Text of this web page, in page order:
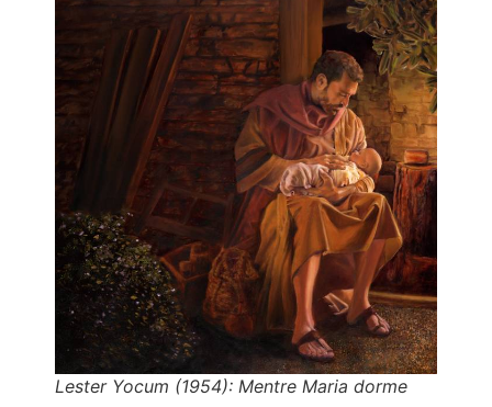
Lester Yocum (1954): Mentre Maria dorme